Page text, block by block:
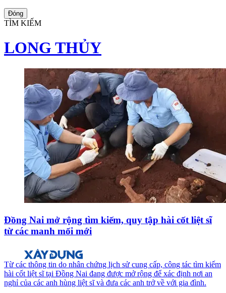
Đóng
TÌM KIẾM
LONG THỦY
Đồng Nai mở rộng tìm kiếm, quy tập hài cốt liệt sĩ
từ các manh mối mới
Từ các thông tin do nhân chứng lịch sử cung cấp, công tác tìm kiếm
hài cốt liệt sĩ tại Đồng Nai đang được mở rộng để xác định nơi an
nghỉ của các anh hùng liệt sĩ và đưa các anh trở về với gia đình.